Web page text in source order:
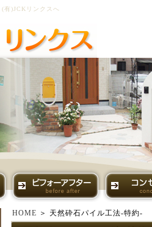
有)JCKリンクスへ
HOME ＞ 天然砕石パイル工法-特約-